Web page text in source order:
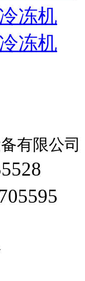
冻机
冻机
有限公司